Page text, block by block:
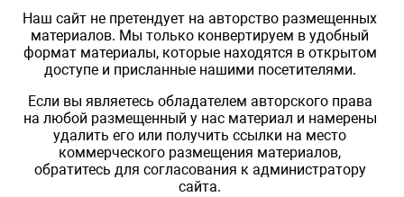
Наш сайт не претендует на авторство размещенных
материалов. Мы только конвертируем в удобный
формат материалы, которые находятся в открытом
доступе и присланные нашими посетителями.
Если вы являетесь обладателем авторского права
на любой размещенный у нас материал и намерены
удалить его или получить ссылки на место
коммерческого размещения материалов,
обратитесь для согласования к администратору
сайта.